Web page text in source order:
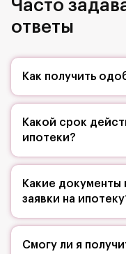
Часто
ответы
Как получить
Какой срок
ипотеки?
Какие документы
заявки на
Смогу ли я